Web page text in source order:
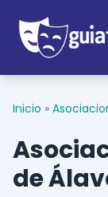
Inicio »
de